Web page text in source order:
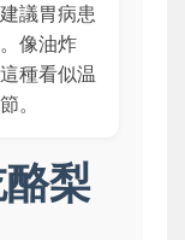
議胃病患
像油炸
種看似温
。
梨